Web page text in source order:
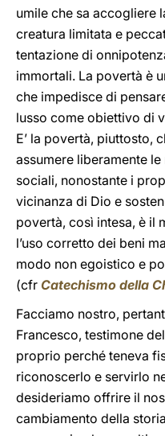
umile che sa accogliere
creatura limitata e
tentazione di
immortali. La povertà è
che impedisce di
lusso come obiettivo di
E’ la povertà, piuttosto,
assumere liberamente
sociali, nonostante i
vicinanza di Dio e
povertà, così intesa, è il
l’uso corretto dei beni
modo non egoistico e
(cfr Catechismo della
Facciamo nostro,
Francesco, testimone
proprio perché teneva
riconoscerlo e servirlo
desideriamo offrire il
cambiamento della